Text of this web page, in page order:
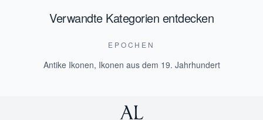
Verwandte Kategorien entdecken
EPOCHEN
Antike Ikonen, Ikonen aus dem 19. Jahrhundert